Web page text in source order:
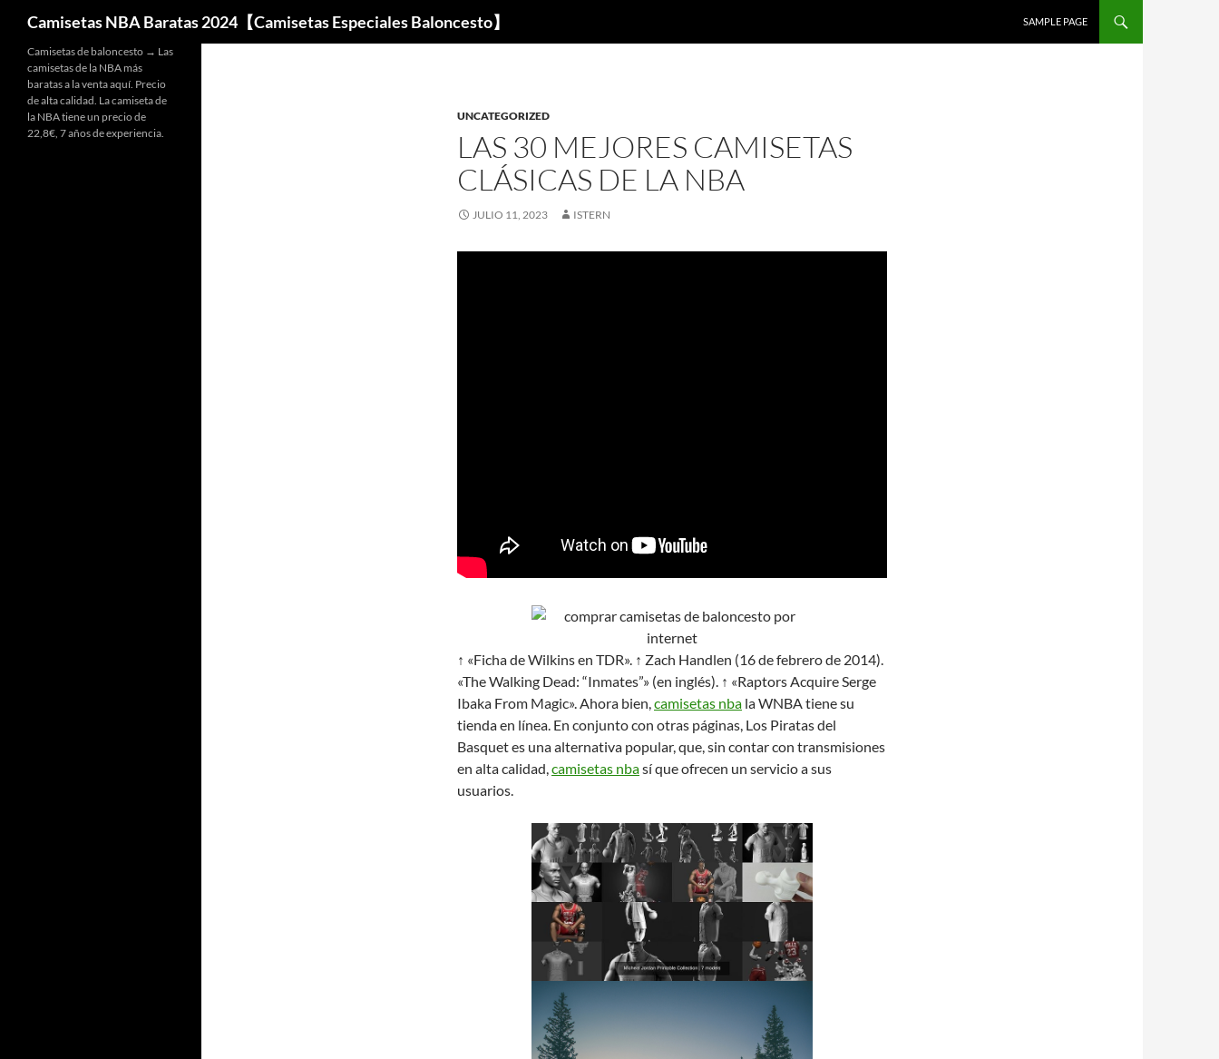
Camisetas NBA Baratas 2024【Camisetas Especiales Baloncesto】
SAMPLE PAGE
UNCATEGORIZED
LAS 30 MEJORES CAMISETAS
CLÁSICAS DE LA NBA
JULIO 11, 2023 ISTERN
↑ «Ficha de Wilkins en TDR». ↑ Zach Handlen (16 de febrero de 2014).
«The Walking Dead: “Inmates”» (en inglés). ↑ «Raptors Acquire Serge
Ibaka From Magic». Ahora bien,camisetas nba la WNBA tiene su
tienda en línea. En conjunto con otras páginas, Los Piratas del
Basquet es una alternativa popular, que, sin contar con transmisiones
en alta calidad,camisetas nbasí que ofrecen un servicio a sus
usuarios.
Camisetas de baloncesto → Las
camisetas de la NBA más
baratas a la venta aquí. Precio
de alta calidad. La camiseta de
la NBA tiene un precio de
22,8€, 7 años de experiencia.